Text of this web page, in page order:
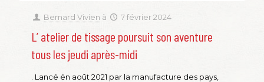
Bernard Vivien à 7 février 2024
L’ atelier de tissage poursuit son aventure
tous les jeudi après-midi
. Lancé én août 2021 par la manufacture des pays,